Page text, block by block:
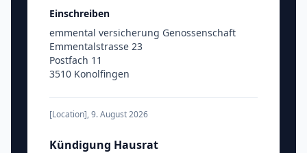
Einschreiben
emmental versicherung Genossenschaft
Emmentalstrasse 23
Postfach 11
3510 Konolfingen
[Location],9. August 2026
Kündigung Hausrat